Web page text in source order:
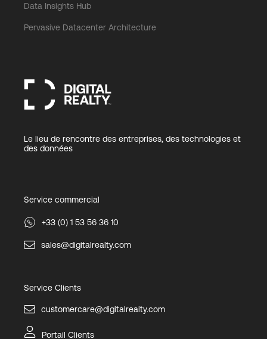
Data Insights Hub
Pervasive Datacenter Architecture
Le lieu de rencontre des entreprises, des technologies et
des données
Service commercial
+33 (0) 1 53 56 36 10
sales@digitalrealty.com
Service Clients
customercare@digitalrealty.com
Portail Clients